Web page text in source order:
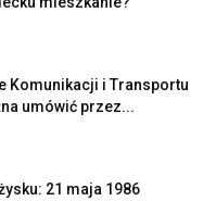
Komunikacji i Transportu
umówić przez...
21 maja 1986